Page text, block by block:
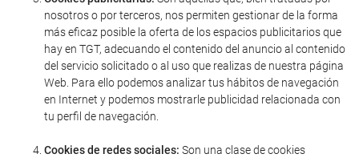
nosotros o por terceros, nos permiten gestionar de la forma
más eficaz posible la oferta de los espacios publicitarios que
hay en TGT, adecuando el contenido del anuncio al contenido
del servicio solicitado o al uso que realizas de nuestra página
Web. Para ello podemos analizar tus hábitos de navegación
en Internet y podemos mostrarle publicidad relacionada con
tu perfil de navegación.
Cookies de redes sociales: Son una clase de cookies